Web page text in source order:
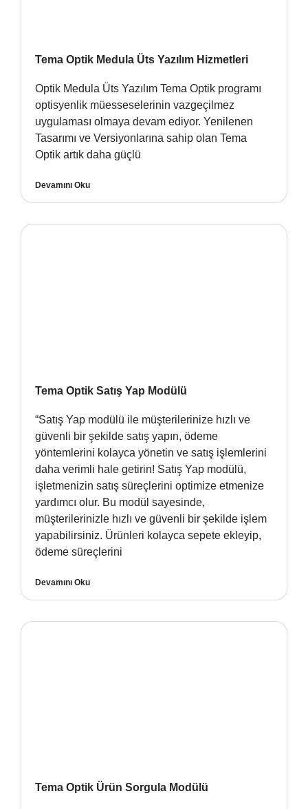
Tema Optik Medula Üts Yazılım Hizmetleri
Optik Medula Üts Yazılım Tema Optik programı
optisyenlik müesseselerinin vazgeçilmez
uygulaması olmaya devam ediyor. Yenilenen
Tasarımı ve Versiyonlarına sahip olan Tema
Optik artık daha güçlü
Devamını Oku
Tema Optik Satış Yap Modülü
“Satış Yap modülü ile müşterilerinize hızlı ve
güvenli bir şekilde satış yapın, ödeme
yöntemlerini kolayca yönetin ve satış işlemlerini
daha verimli hale getirin! Satış Yap modülü,
işletmenizin satış süreçlerini optimize etmenize
yardımcı olur. Bu modül sayesinde,
müşterilerinizle hızlı ve güvenli bir şekilde işlem
yapabilirsiniz. Ürünleri kolayca sepete ekleyip,
ödeme süreçlerini
Devamını Oku
Tema Optik Ürün Sorgula Modülü